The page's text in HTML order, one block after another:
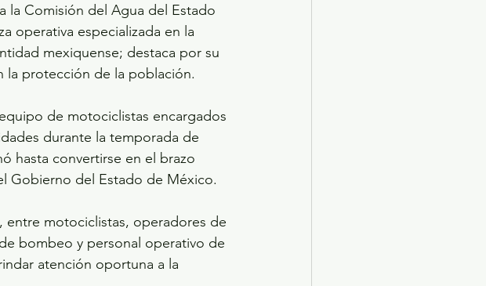
la Comisión del Agua del Estado
operativa especializada en la
mexiquense; destaca por su
la protección de la población.
de motociclistas encargados
durante la temporada de
hasta convertirse en el brazo
Gobierno del Estado de México.
entre motociclistas, operadores de
bombeo y personal operativo de
atención oportuna a la